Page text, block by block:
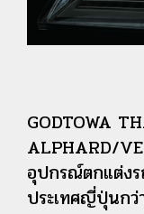
GODTOWA
ALPHARD/
อุปกรณ์ตกแต่ง
ประเทศญี่ปุ่นกว่